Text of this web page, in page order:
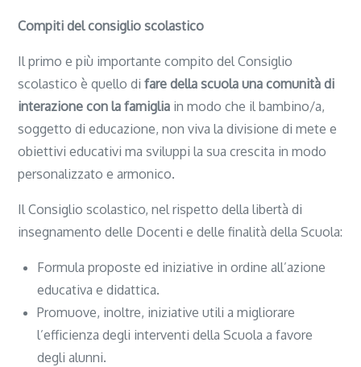
Compiti del consiglio scolastico
Il primo e più importante compito del Consiglio
scolastico è quello difare della scuola una comunità di
interazione con la famiglia in modo che il bambino/a,
soggetto di educazione, non viva la divisione di mete e
obiettivi educativi ma sviluppi la sua crescita in modo
personalizzato e armonico.
Il Consiglio scolastico, nel rispetto della libertà di
insegnamento delle Docenti e delle finalità della Scuola:
Formula proposte ed iniziative in ordine all’azione
educativa e didattica.
Promuove, inoltre, iniziative utili a migliorare
l’efficienza degli interventi della Scuola a favore
degli alunni.